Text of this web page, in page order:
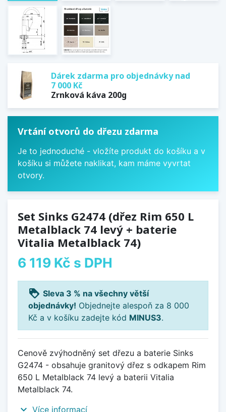
Dárek zdarma pro objednávky nad
7 000 Kč
Zrnková káva 200g
Vrtání otvorů do dřezu zdarma
Je to jednoduché - vložíte produkt do košíku a v
košíku si můžete naklikat, kam máme vyvrtat
otvory.
Set Sinks G2474 (dřez Rim 650 L
Metalblack 74 levý + baterie
Vitalia Metalblack 74)
6 119 Kč s DPH
loyalty Sleva 3 % na všechny větší
objednávky! Objednejte alespoň za 8 000
Kč a v košíku zadejte kód MINUS3.
Cenově zvýhodněný set dřezu a baterie Sinks
G2474 - obsahuje granitový dřez s odkapem Rim
650 L Metalblack 74 levý a baterii Vitalia
Metalblack 74.
expand_more Více informací